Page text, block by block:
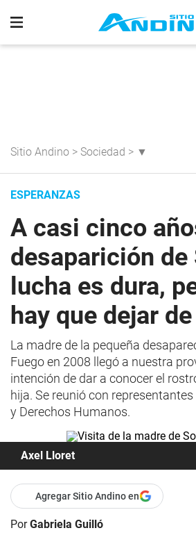
Sitio Andino > Sociedad > ▼
ESPERANZAS
A casi cinco
desaparición de
lucha es dura,
hay que dejar
La madre de la pequeña
Fuego en 2008 llegó a nuestra
intención de dar a conocer el
hija. Se reunió con representantes
y Derechos Humanos.
Axel Lloret
Agregar Sitio Andino en
PorGabriela Guilló